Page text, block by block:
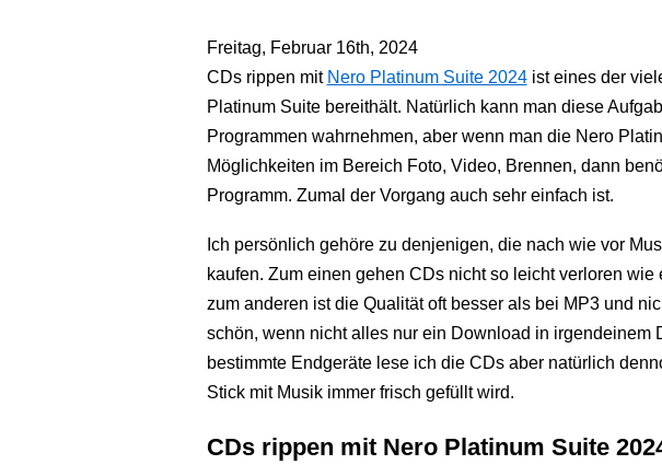
Freitag, Februar 16th, 2024
CDs rippen mit Nero Platinum Suite 2024ist eines der
Platinum Suite bereithält. Natürlich kann man diese
Programmen wahrnehmen, aber wenn man die Nero
Möglichkeiten im Bereich Foto, Video, Brennen, dann
Programm. Zumal der Vorgang auch sehr einfach ist.
Ich persönlich gehöre zu denjenigen, die nach wie vor
kaufen. Zum einen gehen CDs nicht so leicht verloren
zum anderen ist die Qualität oft besser als bei MP3 und
schön, wenn nicht alles nur ein Download in irgendeinem
bestimmte Endgeräte lese ich die CDs aber natürlich
Stick mit Musik immer frisch gefüllt wird.
CDs rippen mit Nero Platinum Suite